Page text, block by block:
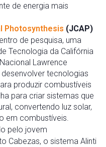
de energia mais
Photosynthesis (JCAP)
de pesquisa, uma
Tecnologia da Califórnia
Lawrence
tecnologias
produzir combustíveis
para criar sistemas que
convertendo luz solar,
em combustíveis.
pelo jovem
Cabezas, o sistema Alinti